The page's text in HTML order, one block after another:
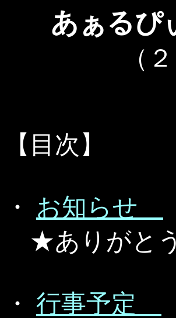
あぁるぴ
（
【目次】
・ お知らせ
★ありがと
・ 行事予定